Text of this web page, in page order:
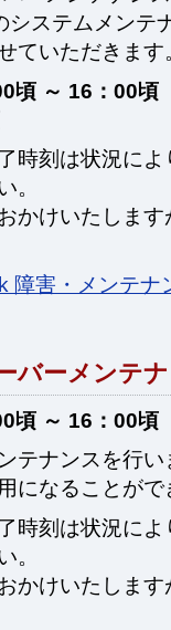
ステムメンテ
ていただきます
頃 ～ 16：
時刻は状況に
。
かけいたしま
障害・メンテナ
バーメンテ
頃 ～ 16：00頃
テナンスを行
になることが
時刻は状況に
。
かけいたしま